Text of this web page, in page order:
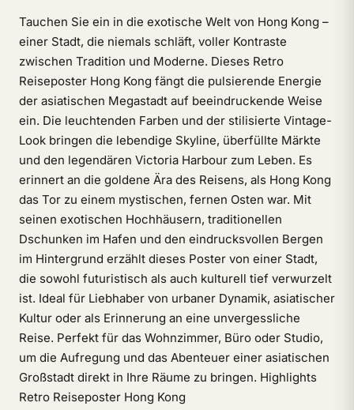
Tauchen Sie ein in die exotische Welt von Hong Kong –
einer Stadt, die niemals schläft, voller Kontraste
zwischen Tradition und Moderne. Dieses Retro
Reiseposter Hong Kong fängt die pulsierende Energie
der asiatischen Megastadt auf beeindruckende Weise
ein. Die leuchtenden Farben und der stilisierte Vintage-
Look bringen die lebendige Skyline, überfüllte Märkte
und den legendären Victoria Harbour zum Leben. Es
erinnert an die goldene Ära des Reisens, als Hong Kong
das Tor zu einem mystischen, fernen Osten war. Mit
seinen exotischen Hochhäusern, traditionellen
Dschunken im Hafen und den eindrucksvollen Bergen
im Hintergrund erzählt dieses Poster von einer Stadt,
die sowohl futuristisch als auch kulturell tief verwurzelt
ist. Ideal für Liebhaber von urbaner Dynamik, asiatischer
Kultur oder als Erinnerung an eine unvergessliche
Reise. Perfekt für das Wohnzimmer, Büro oder Studio,
um die Aufregung und das Abenteuer einer asiatischen
Großstadt direkt in Ihre Räume zu bringen. Highlights
Retro Reiseposter Hong Kong